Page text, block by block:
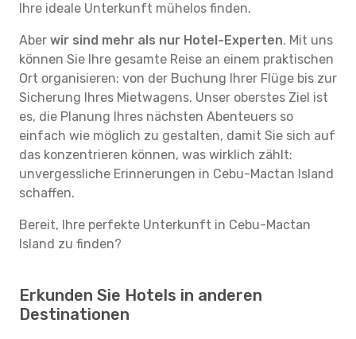
Ihre ideale Unterkunft mühelos finden.
Aber wir sind mehr als nur Hotel-Experten. Mit uns
können Sie Ihre gesamte Reise an einem praktischen
Ort organisieren: von der Buchung Ihrer Flüge bis zur
Sicherung Ihres Mietwagens. Unser oberstes Ziel ist
es, die Planung Ihres nächsten Abenteuers so
einfach wie möglich zu gestalten, damit Sie sich auf
das konzentrieren können, was wirklich zählt:
unvergessliche Erinnerungen in Cebu-Mactan Island
schaffen.
Bereit, Ihre perfekte Unterkunft in Cebu-Mactan
Island zu finden?
Erkunden Sie Hotels in anderen
Destinationen